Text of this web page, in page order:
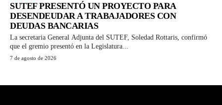
SUTEF PRESENTÓ UN PROYECTO PARA
DESENDEUDAR A TRABAJADORES CON
DEUDAS BANCARIAS
La secretaria General Adjunta del SUTEF, Soledad Rottaris, confirmó
que el gremio presentó en la Legislatura...
7 de agosto de 2026